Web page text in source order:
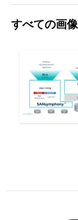
すべての画像